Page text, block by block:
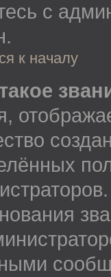
с
к началу